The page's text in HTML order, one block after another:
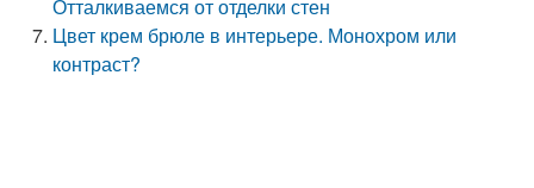
Отталкиваемся от отделки стен
Цвет крем брюле в интерьере. Монохром или
контраст?